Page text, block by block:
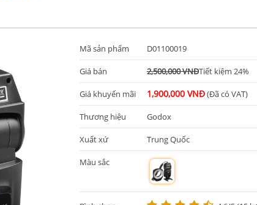
Mã sản phẩm D01100019
Giá bán 2,500,000 VNĐTiết kiệm 24%
Giá khuyến mãi 1,900,000 VNĐ(Đã có VAT)
Thương hiệu Godox
Xuất xứ Trung Quốc
Màu sắc
m